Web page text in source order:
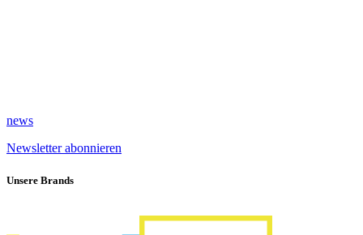
news
Newsletter abonnieren
Unsere Brands